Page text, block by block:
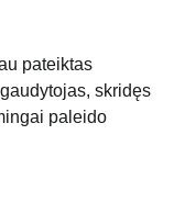
pateiktas
skridęs
paleido